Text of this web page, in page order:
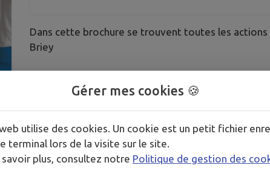
Dans cette brochure se trouvent toutes les
Briey
Gérer mes cookies 🍪
utilise des cookies. Un cookie est un petit fichier
terminal lors de la visite sur le site.
savoir plus, consultez notre Politique de gestion des